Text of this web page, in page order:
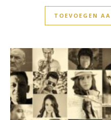
TOEVOEGEN